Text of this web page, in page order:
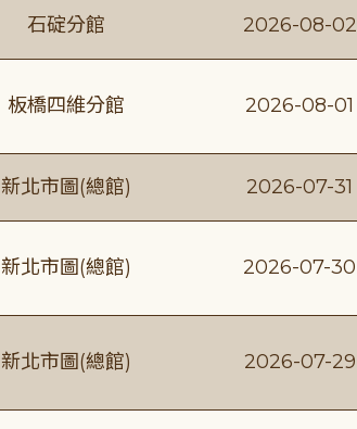
石碇分館 2026-08-02
板橋四維分館 2026-08-01
新北市圖(總館) 2026-07-31
新北市圖(總館) 2026-07-30
新北市圖(總館) 2026-07-29